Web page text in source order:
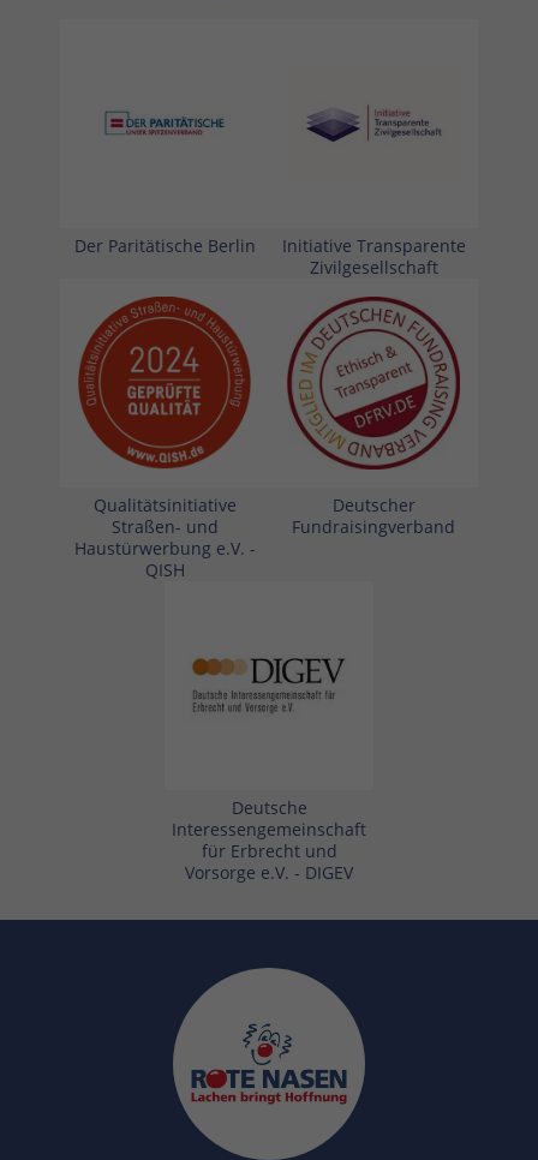
Der Paritätische Berlin
Initiative Transparente
Zivilgesellschaft
Qualitätsinitiative
Straßen- und
Haustürwerbung e.V. -
QISH
Deutscher
Fundraisingverband
Deutsche
Interessengemeinschaft
für Erbrecht und
Vorsorge e.V. - DIGEV